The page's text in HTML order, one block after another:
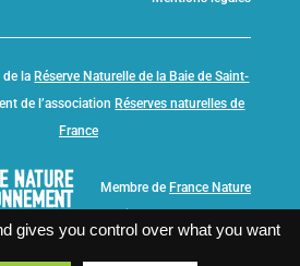
la Réserve Naturelle de la Baie de Saint-
de l’association Réserves naturelles de
France
Membre de France Nature
gives you control over what you want